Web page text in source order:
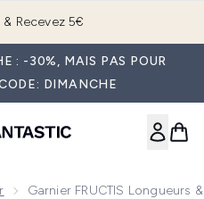
& Recevez 5€
: -30%, MAIS PAS POUR
DIMANCHE
Garnier FRUCTIS Longueurs